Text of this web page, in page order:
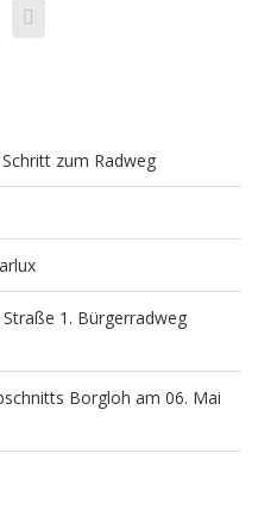
zum Radweg
1. Bürgerradweg
Borgloh am 06. Mai